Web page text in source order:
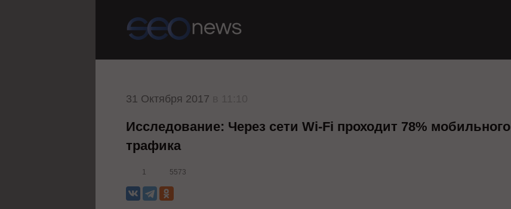
31 Октября 2017
Исследование: Через сети Wi-Fi проходит 78% мобильного
трафика
1 5573